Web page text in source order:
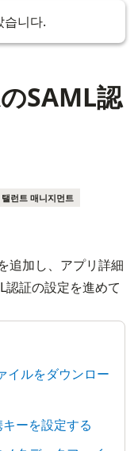
습니다.
SAML認
탤런트 매니지먼트
追加し、アプリ詳細
認証の設定を進めて
イルをダウンロー
キーを設定する